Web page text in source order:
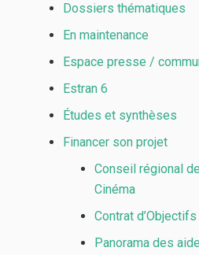
Dossiers thématiques
En maintenance
Espace presse /
Estran 6
Études et synthèses
Financer son projet
Conseil régional
Cinéma
Contrat
Panorama des